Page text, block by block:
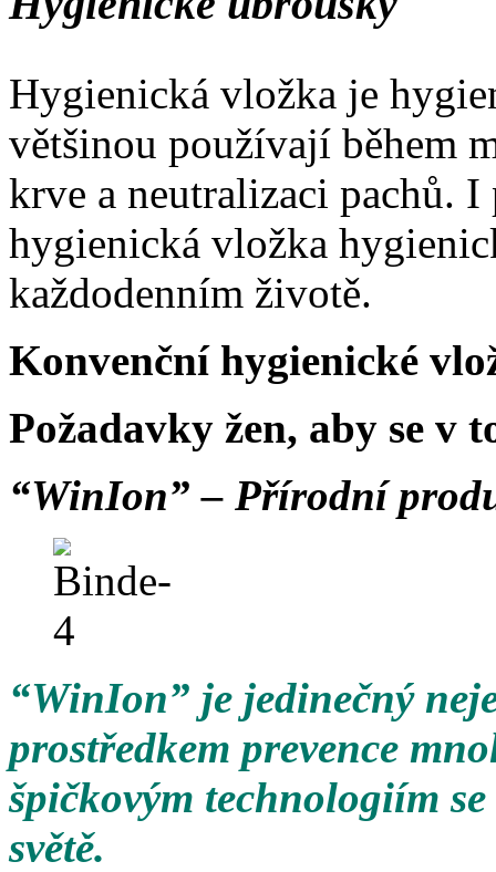
Hygienická vložka je
většinou používají během
krve a neutralizaci pachů.
hygienická vložka
každodenním životě.
Konvenční hygienické
Požadavky žen, aby se v
“WinIon” – Přírodní
“WinIon” je jedinečný
prostředkem prevence
špičkovým technologiím
světě.